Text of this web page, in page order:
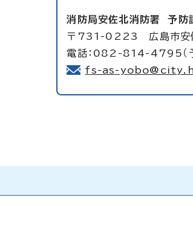
消防局安佐北消防署予防
〒731-0223 広島市安
電話：082-814-4795（
fs-as-